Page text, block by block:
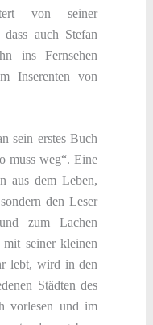
von seiner
auch Stefan
ins Fernsehen
Inserenten von
sein erstes Buch
muss weg“. Eine
aus dem Leben,
den Leser
zum Lachen
seiner kleinen
lebt, wird in den
Städten des
vorlesen und im